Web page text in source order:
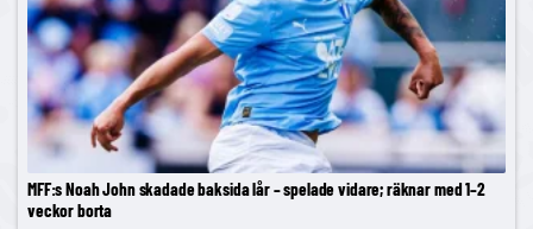
MFF:s Noah John skadade baksida lår – spelade vidare; räknar med 1–2
veckor borta